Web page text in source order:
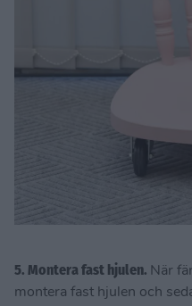
5. Montera fast hjulen. När
montera fast hjulen och